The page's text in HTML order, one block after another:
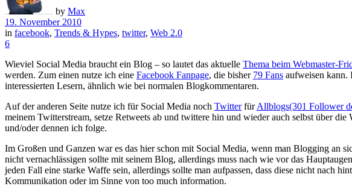
by Max
19. November 2010
in facebook, Trends & Hypes, twitter, Web 2.0
6
Wieviel Social Media braucht ein Blog – so lautet das aktuelle Thema beim Webmaster-
werden. Zum einen nutze ich eine Facebook Fanpage, die bisher 79 Fans aufweisen kann.
interessierten Lesern, ähnlich wie bei normalen Blogkommentaren.
Auf der anderen Seite nutze ich für Social Media noch TwitterfürAllblogs(301 Follower
meinem Twitterstream, setze Retweets ab und twittere hin und wieder auch selbst über
und/oder dennen ich folge.
Im Großen und Ganzen war es das hier schon mit Social Media, wenn man Blogging an
nicht vernachlässigen sollte mit seinem Blog, allerdings muss nach wie vor das
jeden Fall eine starke Waffe sein, allerdings sollte man aufpassen, dass diese nicht nach
Kommunikation oder im Sinne von too much information.